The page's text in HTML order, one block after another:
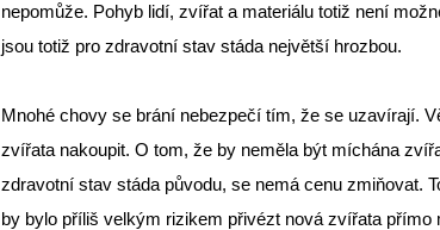
nepomůže. Pohyb lidí, zvířat a materiálu totiž není
jsou totiž pro zdravotní stav stáda největší hrozbou.
Mnohé chovy se brání nebezpečí tím, že se uzavírají.
zvířata nakoupit. O tom, že by neměla být míchána
zdravotní stav stáda původu, se nemá cenu zmiňovat.
by bylo příliš velkým rizikem přivézt nová zvířata